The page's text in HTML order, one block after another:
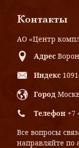
Контакты
АО «Центр
Адрес
Индекс
Город
Телефон +7
Все вопросы
направляйте по